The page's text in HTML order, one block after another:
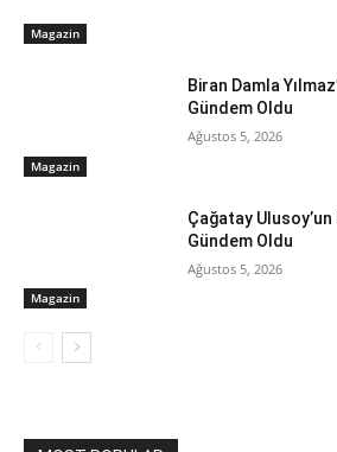
Magazin
Magazin
Biran Damla
Gündem Oldu
Ağustos 5, 2026
Magazin
Çağatay
Gündem Oldu
Ağustos 5, 2026